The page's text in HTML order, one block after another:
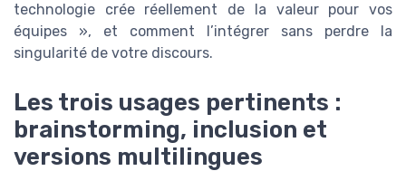
technologie crée réellement de la valeur pour vos
équipes », et comment l’intégrer sans perdre la
singularité de votre discours.
Les trois usages pertinents :
brainstorming, inclusion et
versions multilingues